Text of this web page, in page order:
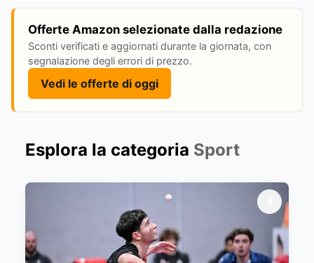
Offerte Amazon selezionate dalla redazione
Sconti verificati e aggiornati durante la giornata, con
segnalazione degli errori di prezzo.
Vedi le offerte di oggi
Esplora la categoria Sport